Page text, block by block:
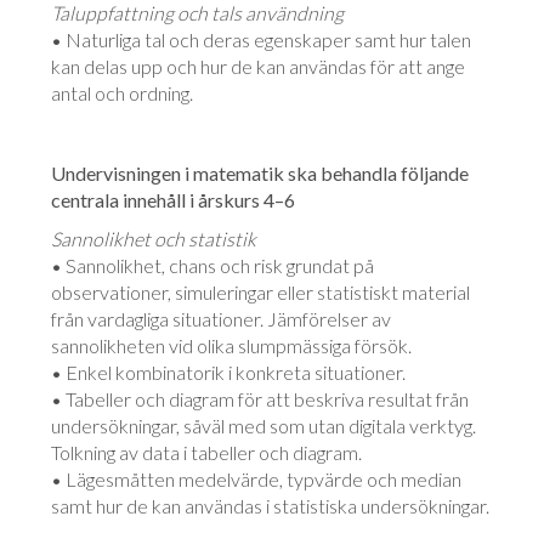
Taluppfattning och tals användning
• Naturliga tal och deras egenskaper samt hur talen
kan delas upp och hur de kan användas för att ange
antal och ordning.
Undervisningen i matematik ska behandla följande
centrala innehåll i årskurs 4–6
Sannolikhet och statistik
• Sannolikhet, chans och risk grundat på
observationer, simuleringar eller statistiskt material
från vardagliga situationer. Jämförelser av
sannolikheten vid olika slumpmässiga försök.
• Enkel kombinatorik i konkreta situationer.
• Tabeller och diagram för att beskriva resultat från
undersökningar, såväl med som utan digitala verktyg.
Tolkning av data i tabeller och diagram.
• Lägesmåtten medelvärde, typvärde och median
samt hur de kan användas i statistiska undersökningar.